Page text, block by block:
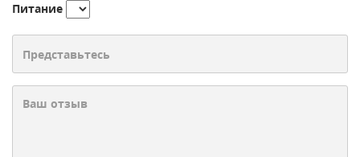
Питание